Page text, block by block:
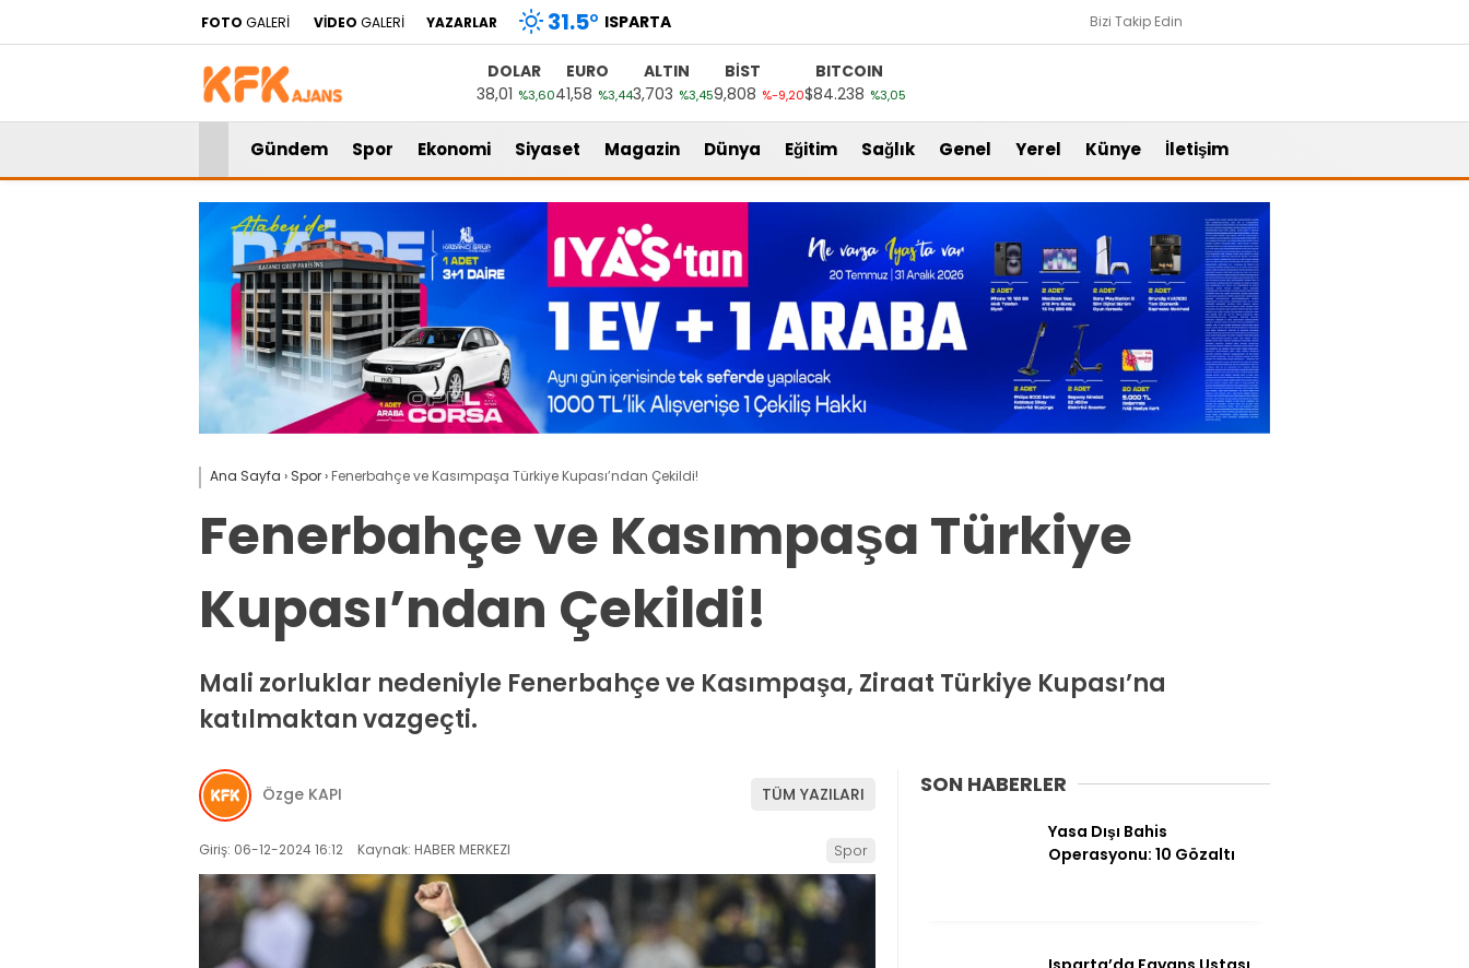
Yerel
FOTO GALERİ VİDEO GALERİ YAZARLAR 31.5° ISPARTA Bizi Takip Edin
DOLAR
38,01 %3,60
EURO
41,58 %3,44
ALTIN
3,703 %3,45
BİST
9,808 %-9,20
BITCOIN
$84.238 %3,05
Gündem Spor Ekonomi Siyaset Magazin Dünya Eğitim Sağlık Genel Yerel Künye İletişim
Ana Sayfa › Spor› Fenerbahçe ve Kasımpaşa Türkiye Kupası’ndan Çekildi!
Fenerbahçe ve Kasımpaşa Türkiye
Kupası’ndan Çekildi!
Mali zorluklar nedeniyle Fenerbahçe ve Kasımpaşa, Ziraat Türkiye Kupası’na
katılmaktan vazgeçti.
Özge KAPI TÜM YAZILARI
Giriş: 06-12-2024 16:12 Kaynak: HABER MERKEZI Spor
SON HABERLER
Yasa Dışı Bahis
Operasyonu: 10 Gözaltı